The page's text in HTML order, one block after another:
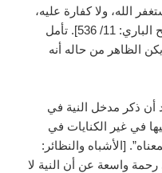
الله، ولا كفارة عليه،
ويُستحب أن يقول لا إله إلا الله. [فتح الباري: 11/ 536]. تأمل
الظاهر من حاله أنه
أن ذكر مدخل النية في
في غير الكنايات في
[الأشباه والنظائر:
رحمة واسعة عن أن النية لا